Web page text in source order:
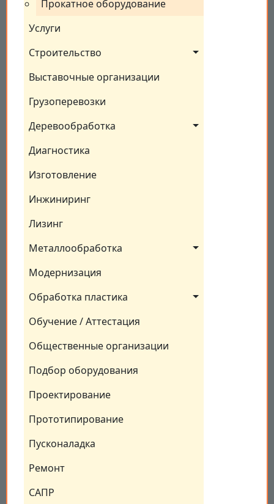
Прокатное оборудование
Услуги
Строительство
Выставочные организации
Грузоперевозки
Деревообработка
Диагностика
Изготовление
Инжиниринг
Лизинг
Металлообработка
Модернизация
Обработка пластика
Обучение / Аттестация
Общественные организации
Подбор оборудования
Проектирование
Прототипирование
Пусконаладка
Ремонт
САПР